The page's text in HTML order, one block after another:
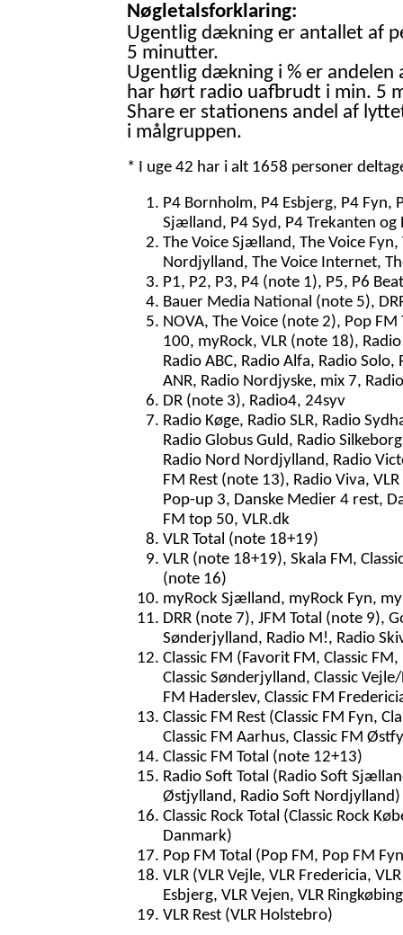
Nøgletalsforklaring:
Ugentlig dækning er antallet af
5 minutter.
Ugentlig dækning i % er
har hørt radio uafbrudt i min. 5
Share er stationens andel af
i målgruppen.
* I uge 42 har i alt 1658 personer
P4 Bornholm, P4 Esbjerg, P4
Sjælland, P4 Syd, P4 Trekanten
The Voice Sjælland, The Voice
Nordjylland, The Voice Internet,
P1, P2, P3, P4 (note 1), P5, P6
Bauer Media National (note 5),
NOVA, The Voice (note 2), Pop
100, myRock, VLR (note 18),
Radio ABC, Radio Alfa, Radio
ANR, Radio Nordjyske, mix 7,
DR (note 3), Radio4, 24syv
Radio Køge, Radio SLR, Radio
Radio Globus Guld, Radio
Radio Nord Nordjylland, Radio
FM Rest (note 13), Radio Viva,
Pop-up 3, Danske Medier 4 rest,
FM top 50, VLR.dk
VLR Total (note 18+19)
VLR (note 18+19), Skala FM,
(note 16)
myRock Sjælland, myRock Fyn,
DRR (note 7), JFM Total (note 9),
Sønderjylland, Radio M!, Radio
Classic FM (Favorit FM, Classic
Classic Sønderjylland, Classic
FM Haderslev, Classic FM
Classic FM Rest (Classic FM Fyn,
Classic FM Aarhus, Classic FM
Classic FM Total (note 12+13)
Radio Soft Total (Radio Soft
Østjylland, Radio Soft Nordjylland)
Classic Rock Total (Classic Rock
Danmark)
Pop FM Total (Pop FM, Pop FM
VLR (VLR Vejle, VLR Fredericia,
Esbjerg, VLR Vejen, VLR
VLR Rest (VLR Holstebro)